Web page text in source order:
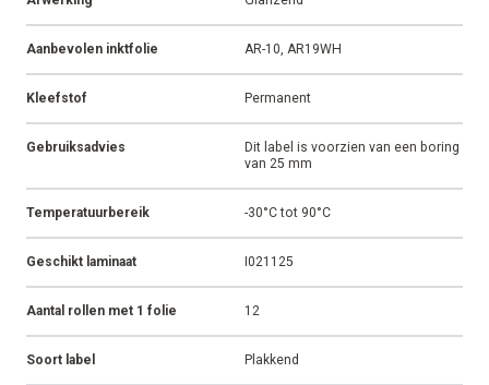
Aanbevolen inktfolie AR-10, AR19WH
Kleefstof Permanent
Gebruiksadvies
Dit label is voorzien van een boring
van 25 mm
Temperatuurbereik -30°C tot 90°C
Geschikt laminaat I021125
Aantal rollen met 1 folie 12
Soort label Plakkend